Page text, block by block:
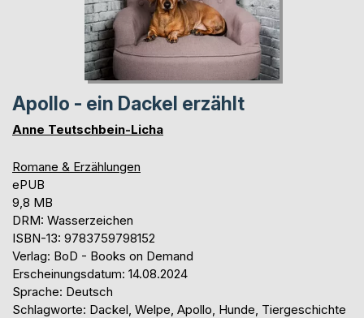
Apollo - ein Dackel erzählt
Anne Teutschbein-Licha
Romane & Erzählungen
ePUB
9,8 MB
DRM: Wasserzeichen
ISBN-13: 9783759798152
Verlag: BoD - Books on Demand
Erscheinungsdatum: 14.08.2024
Sprache: Deutsch
Schlagworte: Dackel, Welpe, Apollo, Hunde, Tiergeschichte